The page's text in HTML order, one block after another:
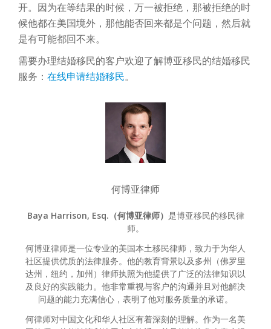
开。因为在等结果的时候，万一被拒绝，那被拒绝的时
候他都在美国境外，那他能否回来都是个问题，然后就
是有可能都回不来。
需要办理结婚移民的客户欢迎了解博亚移民的结婚移民
服务： 在线申请结婚移民。
何博亚律师
Baya Harrison, Esq.（何博亚律师） 是博亚移民的移民律
师。
何博亚律师是一位专业的美国本土移民律师，致力于为华人
社区提供优质的法律服务。他的教育背景以及多州（佛罗里
达州，纽约，加州）律师执照为他提供了广泛的法律知识以
及良好的实践能力。他非常重视与客户的沟通并且对他解决
问题的能力充满信心，表明了他对服务质量的承诺。
何律师对中国文化和华人社区有着深刻的理解。作为一名美